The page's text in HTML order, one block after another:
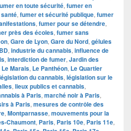
en toute sécurité, fumer en
, fumer et sécurité publique, fumer
, fumer pour se détendre,
près des écoles, fumer sans
, Gare de Lyon, Gare du Nord, gélules
, industrie du cannabis, influence de
, interdiction de fumer, Jardin des
Le Marais, Le Panthéon, Le Quartier
du cannabis, législation sur le
, lieux publics et cannabis,
à Paris, marché noir à Paris,
à Paris, mesures de contrôle des
, Montparnasse, mouvements pour la
Chaumont, Paris, Paris 10e, Paris 11e,